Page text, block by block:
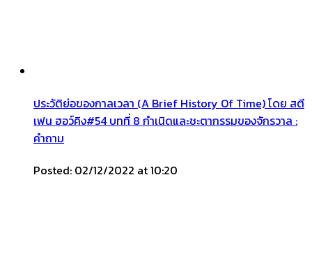
ประวัติย่อของกาลเวลา (A Brief History Of Time) โดย สตี
เฟน ฮอว์คิง#54 บทที่ 8 กำเนิดและชะตากรรมของจักรวาล :
คำถาม
Posted: 02/12/2022 at 10:20